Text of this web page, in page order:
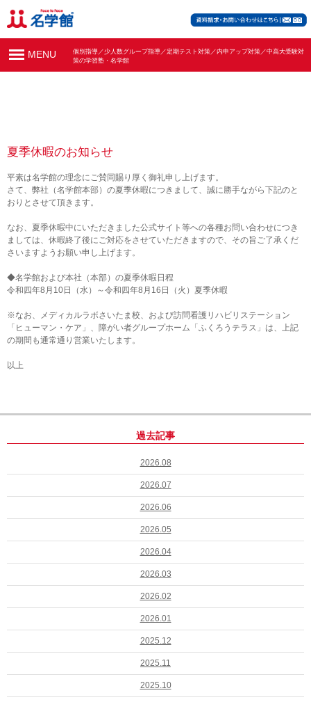
MENU
個別指導／少人数グループ指導／定期テスト対策／内申アップ対策／中高大受験対
策の学習塾・名学館
夏季休暇のお知らせ
平素は名学館の理念にご賛同賜り厚く御礼申し上げます。
さて、弊社（名学館本部）の夏季休暇につきまして、誠に勝手ながら下記のと
おりとさせて頂きます。
なお、夏季休暇中にいただきました公式サイト等への各種お問い合わせにつき
ましては、休暇終了後にご対応をさせていただきますので、その旨ご了承くだ
さいますようお願い申し上げます。
◆名学館および本社（本部）の夏季休暇日程
令和四年8月10日（水）～令和四年8月16日（火）夏季休暇
※なお、メディカルラボさいたま校、および訪問看護リハビリステーション
「ヒューマン・ケア」、障がい者グループホーム「ふくろうテラス」は、上記
の期間も通常通り営業いたします。
以上
過去記事
2026.08
2026.07
2026.06
2026.05
2026.04
2026.03
2026.02
2026.01
2025.12
2025.11
2025.10